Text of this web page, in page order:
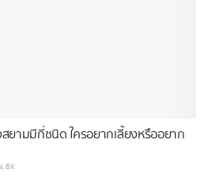
ามมีกี่ชนิด ใครอยากเลี้ยงหรืออยาก